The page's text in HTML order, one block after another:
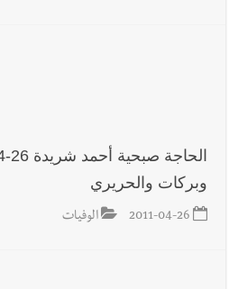
وبركات والحريري
2011-04-26 الوفيات